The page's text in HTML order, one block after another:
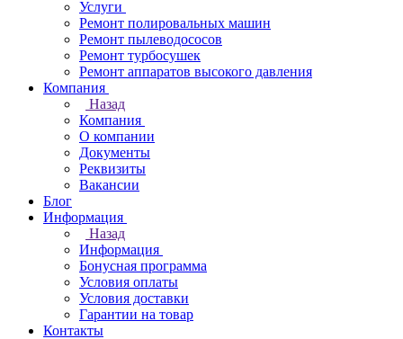
Услуги
Ремонт полировальных машин
Ремонт пылеводососов
Ремонт турбосушек
Ремонт аппаратов высокого давления
Компания
Назад
Компания
О компании
Документы
Реквизиты
Вакансии
Блог
Информация
Назад
Информация
Бонусная программа
Условия оплаты
Условия доставки
Гарантии на товар
Контакты